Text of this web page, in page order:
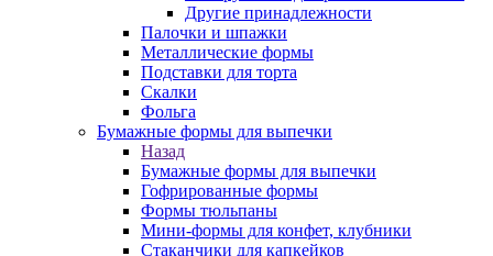
Другие принадлежности
Палочки и шпажки
Металлические формы
Подставки для торта
Скалки
Фольга
Бумажные формы для выпечки
Назад
Бумажные формы для выпечки
Гофрированные формы
Формы тюльпаны
Мини-формы для конфет, клубники
Стаканчики для капкейков